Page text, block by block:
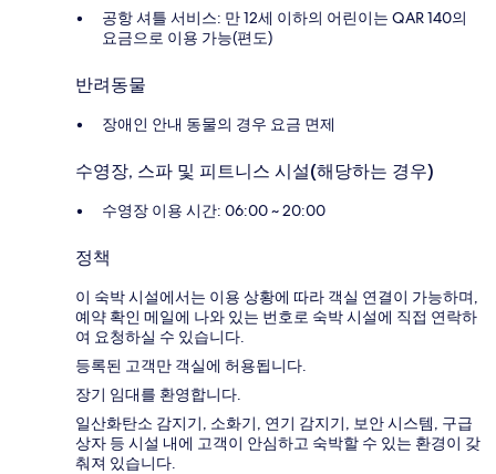
공항 셔틀 서비스: 만 12세 이하의 어린이는 QAR 140의
요금으로 이용 가능(편도)
반려동물
장애인 안내 동물의 경우 요금 면제
수영장, 스파 및 피트니스 시설(해당하는 경우)
수영장 이용 시간: 06:00 ~ 20:00
정책
이 숙박 시설에서는 이용 상황에 따라 객실 연결이 가능하며,
예약 확인 메일에 나와 있는 번호로 숙박 시설에 직접 연락하
여 요청하실 수 있습니다.
등록된 고객만 객실에 허용됩니다.
장기 임대를 환영합니다.
일산화탄소 감지기, 소화기, 연기 감지기, 보안 시스템, 구급
상자 등 시설 내에 고객이 안심하고 숙박할 수 있는 환경이 갖
춰져 있습니다.